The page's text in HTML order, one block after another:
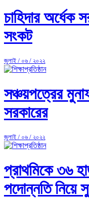
চাহিদার অর্ধেক
সংকট
জুলাই / ০৬ / ২০২২
সঞ্চয়পত্রের
সরকারের
জুলাই / ০৬ / ২০২২
প্রাথমিকে ৩৬
পদোন্নতি নিয়ে